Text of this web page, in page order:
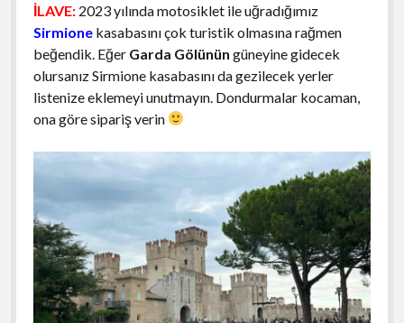
İLAVE: 2023 yılında motosiklet ile uğradığımız
Sirmionekasabasını çok turistik olmasına rağmen
beğendik. Eğer Garda Gölünün güneyine gidecek
olursanız Sirmione kasabasını da gezilecek yerler
listenize eklemeyi unutmayın. Dondurmalar kocaman,
ona göre sipariş verin